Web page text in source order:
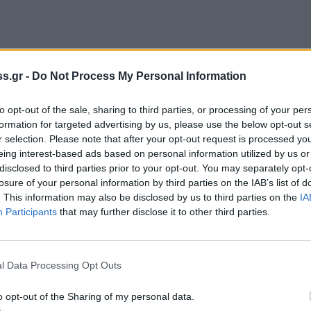
- Do Not Process My Personal Information
opt-out of the sale, sharing to third parties, or processing of your
for targeted advertising by us, please use the below opt-out
selection. Please note that after your opt-out request is processed
interest-based ads based on personal information utilized by us
to third parties prior to your opt-out. You may separately
of your personal information by third parties on the IAB’s list of
This information may also be disclosed by us to third parties on the
Participants that may further disclose it to other third parties.
Data Processing Opt Outs
opt-out of the Sharing of my personal data.
Ιερό Ναό Προφήτη Ηλίας στη Κονιδίτσα
Ε. Μπλανάς. Στο μνημόσυνο καλούν
του Ιωάννα –Χρήστος, Παναγιώτης –
του και οι λοιποί συγγενείς του.
Τριάδας στη Σελλασία τελείται το
Στο μνημόσυνο καλούν για
του Νικόλαος – Αγγελική, Γεώργιος –
τα εγγόνια του Χρήστος, Σπύρος,
και οι λοιποί συγγενείς του.
Νίκωνος στη Σπάρτη τελείται το